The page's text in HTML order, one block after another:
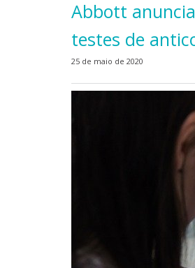
Abbott
testes de
25 de maio de 2020